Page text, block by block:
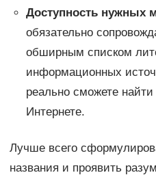
Доступность нужных
обязательно
обширным списком
информационных
реально сможете
Интернете.
Лучше всего
названия и проявить